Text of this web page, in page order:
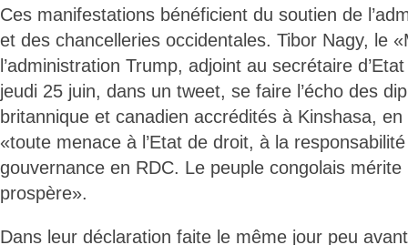
Ces manifestations bénéficient du soutien de
et des chancelleries occidentales. Tibor Nagy, le
l’administration Trump, adjoint au secrétaire
jeudi 25 juin, dans un tweet, se faire l’écho des
britannique et canadien accrédités à Kinshasa,
«toute menace à l’Etat de droit, à la
gouvernance en RDC. Le peuple congolais
prospère».
Dans leur déclaration faite le même jour peu